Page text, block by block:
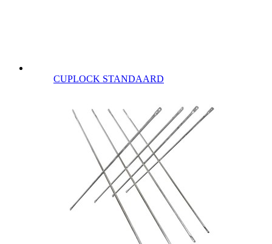
CUPLOCK STANDAARD